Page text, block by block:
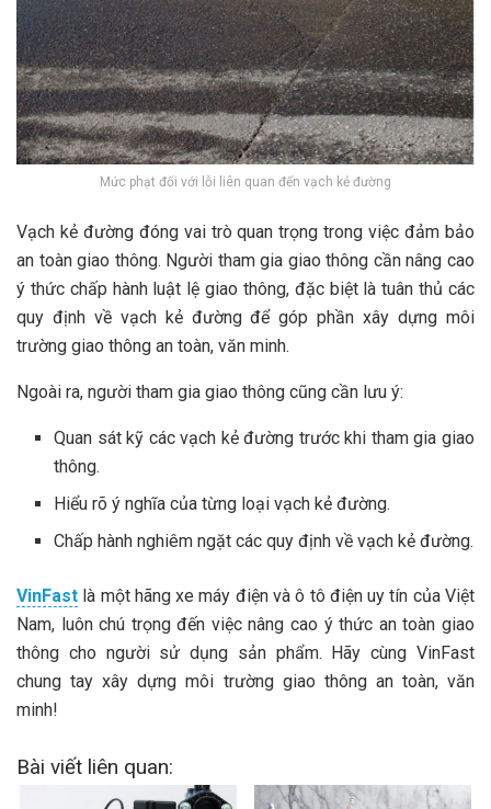
Mức phạt đối với lỗi liên quan đến vạch kẻ đường
Vạch kẻ đường đóng vai trò quan trọng trong việc đảm bảo
an toàn giao thông. Người tham gia giao thông cần nâng cao
ý thức chấp hành luật lệ giao thông, đặc biệt là tuân thủ các
quy định về vạch kẻ đường để góp phần xây dựng môi
trường giao thông an toàn, văn minh.
Ngoài ra, người tham gia giao thông cũng cần lưu ý:
Quan sát kỹ các vạch kẻ đường trước khi tham gia giao
thông.
Hiểu rõ ý nghĩa của từng loại vạch kẻ đường.
Chấp hành nghiêm ngặt các quy định về vạch kẻ đường.
VinFast là một hãng xe máy điện và ô tô điện uy tín của Việt
Nam, luôn chú trọng đến việc nâng cao ý thức an toàn giao
thông cho người sử dụng sản phẩm. Hãy cùng VinFast
chung tay xây dựng môi trường giao thông an toàn, văn
minh!
Bài viết liên quan: